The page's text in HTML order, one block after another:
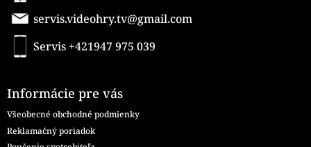
servis.videohry.tv@gmail.com
Servis +421947 975 039
Informácie pre vás
Všeobecné obchodné podmienky
Reklamačný poriadok